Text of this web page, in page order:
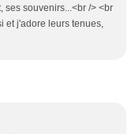
ses souvenirs...<br /> <br
et j'adore leurs tenues,